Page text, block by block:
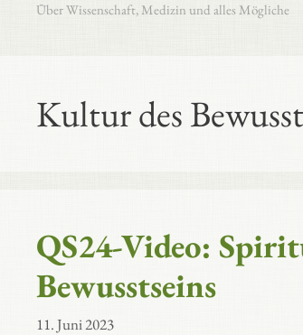
Über Wissenschaft, Medizin und alles Mögliche
Kultur des
QS24-Video:
Bewusstseins
11. Juni 2023